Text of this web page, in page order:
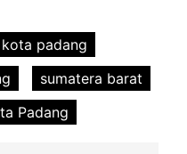
kota padang
sumatera barat
Padang